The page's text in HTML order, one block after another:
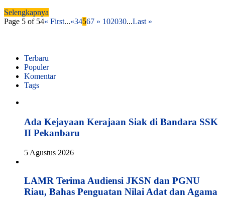
Selengkapnya
Page 5 of 54« First...«34567 » 102030...Last »
Terbaru
Populer
Komentar
Tags
Ada Kejayaan Kerajaan Siak di Bandara SSK
II Pekanbaru
5 Agustus 2026
LAMR Terima Audiensi JKSN dan PGNU
Riau, Bahas Penguatan Nilai Adat dan Agama